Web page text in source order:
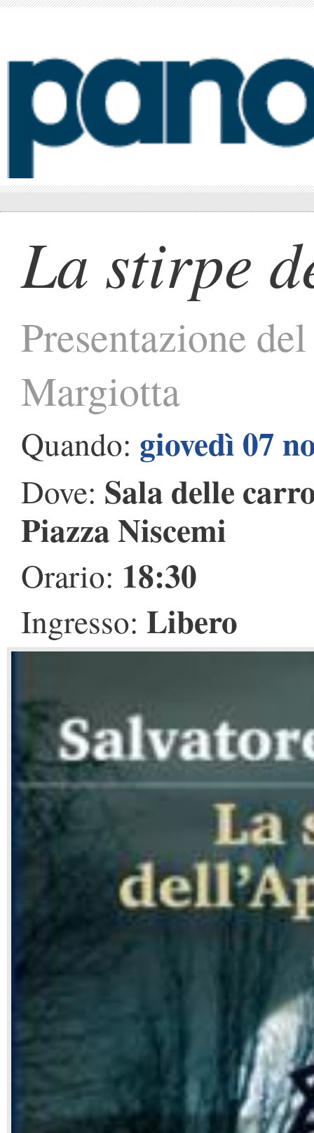
La stirpe
Presentazione
Margiotta
Quando: giovedì 07
Dove: Sala delle
Piazza Niscemi
Orario: 18:30
Ingresso: Libero